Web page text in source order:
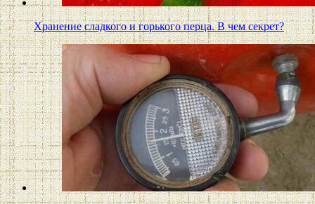
Хранение сладкого и горького перца. В чем секрет?